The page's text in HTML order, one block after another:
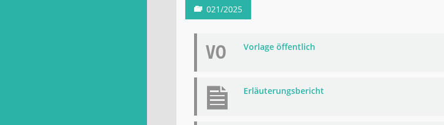
021/2025
VO Vorlage öffentlich
Erläuterungsbericht